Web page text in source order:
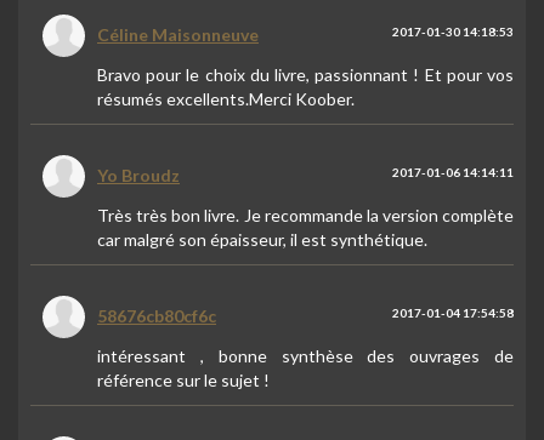
Céline Maisonneuve 2017-01-30 14:18:53
Bravo pour le choix du livre, passionnant ! Et pour vos
résumés excellents.Merci Koober.
Yo Broudz 2017-01-06 14:14:11
Très très bon livre. Je recommande la version complète
car malgré son épaisseur, il est synthétique.
58676cb80cf6c 2017-01-04 17:54:58
intéressant , bonne synthèse des ouvrages de
référence sur le sujet !